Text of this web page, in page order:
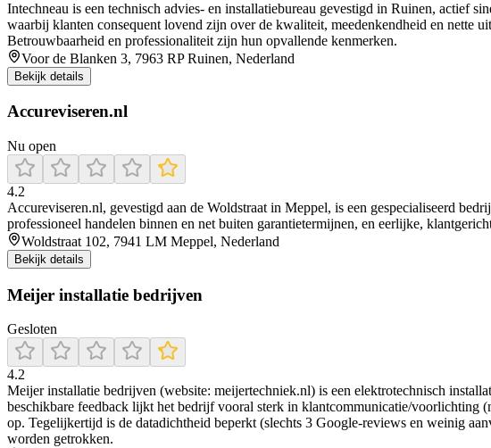
Intechneau is een technisch advies- en installatiebureau gevestigd in Ruinen, actief
waarbij klanten consequent lovend zijn over de kwaliteit, meedenkendheid en nette
Betrouwbaarheid en professionaliteit zijn hun opvallende kenmerken.
Voor de Blanken 3, 7963 RP Ruinen, Nederland
Bekijk details
Accureviseren.nl
Nu open
4.2
Accureviseren.nl, gevestigd aan de Woldstraat in Meppel, is een gespecialiseerd
professioneel handelen binnen en net buiten garantietermijnen, en eerlijke,
Woldstraat 102, 7941 LM Meppel, Nederland
Bekijk details
Meijer installatie bedrijven
Gesloten
4.2
Meijer installatie bedrijven (website: meijertechniek.nl) is een elektrotechnisch
beschikbare feedback lijkt het bedrijf vooral sterk in klantcommunicatie/voorlichting
op. Tegelijkertijd is de datadichtheid beperkt (slechts 3 Google-reviews en weinig
worden getrokken.